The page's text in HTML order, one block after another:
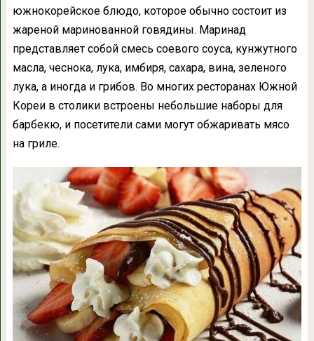
южнокорейское блюдо, которое обычно состоит из
жареной маринованной говядины. Маринад
представляет собой смесь соевого соуса, кунжутного
масла, чеснока, лука, имбиря, сахара, вина, зеленого
лука, а иногда и грибов. Во многих ресторанах Южной
Кореи в столики встроены небольшие наборы для
барбекю, и посетители сами могут обжаривать мясо
на гриле.